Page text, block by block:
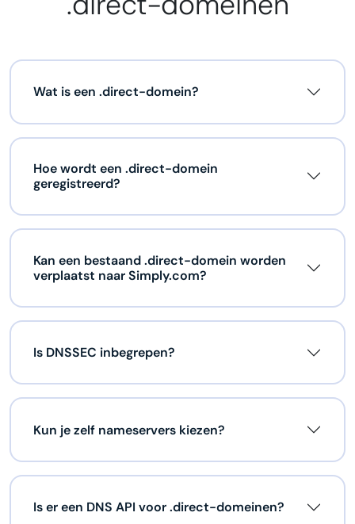
Wat is een .direct-domein?
Hoe wordt een .direct-domein
geregistreerd?
Kan een bestaand .direct-domein worden
verplaatst naar Simply.com?
Is DNSSEC inbegrepen?
Kun je zelf nameservers kiezen?
Is er een DNS API voor .direct-domeinen?